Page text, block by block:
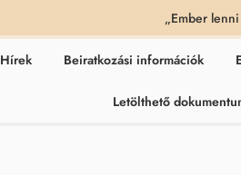
„Ember
Hírek Beiratkozási információk
Letölthető